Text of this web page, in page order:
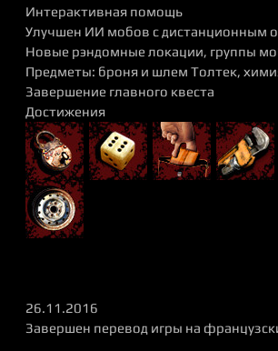
Интерактивная помощь
Улучшен ИИ мобов с дистанционным
Новые рэндомные локации, группы
Предметы: броня и шлем Толтек,
Завершение главного квеста
Достижения
26.11.2016
Завершен перевод игры на